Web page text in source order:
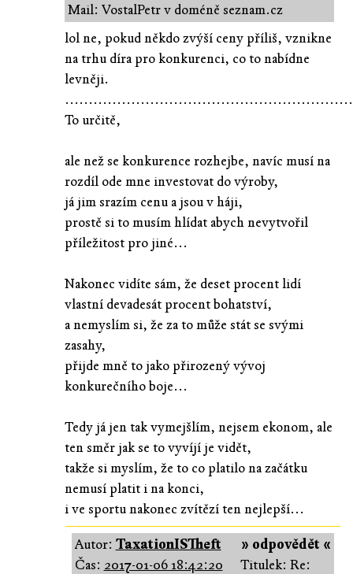
Mail: VostalPetr v doméně seznam.cz
lol ne, pokud někdo zvýší ceny příliš, vznikne
na trhu díra pro konkurenci, co to nabídne
levněji.
To určitě,
ale než se konkurence rozhejbe, navíc musí na
rozdíl ode mne investovat do výroby,
já jim srazím cenu a jsou v háji,
prostě si to musím hlídat abych nevytvořil
příležitost pro jiné...
Nakonec vidíte sám, že deset procent lidí
vlastní devadesát procent bohatství,
a nemyslím si, že za to může stát se svými
zasahy,
přijde mně to jako přirozený vývoj
konkurečního boje...
Tedy já jen tak vymejšlím, nejsem ekonom, ale
ten směr jak se to vyvíjí je vidět,
takže si myslím, že to co platilo na začátku
nemusí platit i na konci,
i ve sportu nakonec zvítězí ten nejlepší...
» odpovědět «
Autor: TaxationISTheft
Čas: 2017-01-06 18:42:20
Titulek: Re: